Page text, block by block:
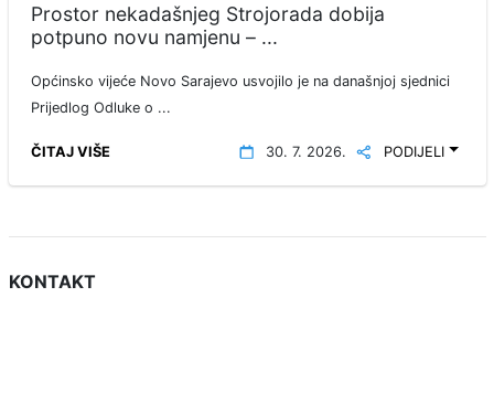
Prostor nekadašnjeg Strojorada dobija
potpuno novu namjenu – ...
Općinsko vijeće Novo Sarajevo usvojilo je na današnjoj sjednici
Prijedlog Odluke o ...
ČITAJ VIŠE 30. 7. 2026. PODIJELI
KONTAKT